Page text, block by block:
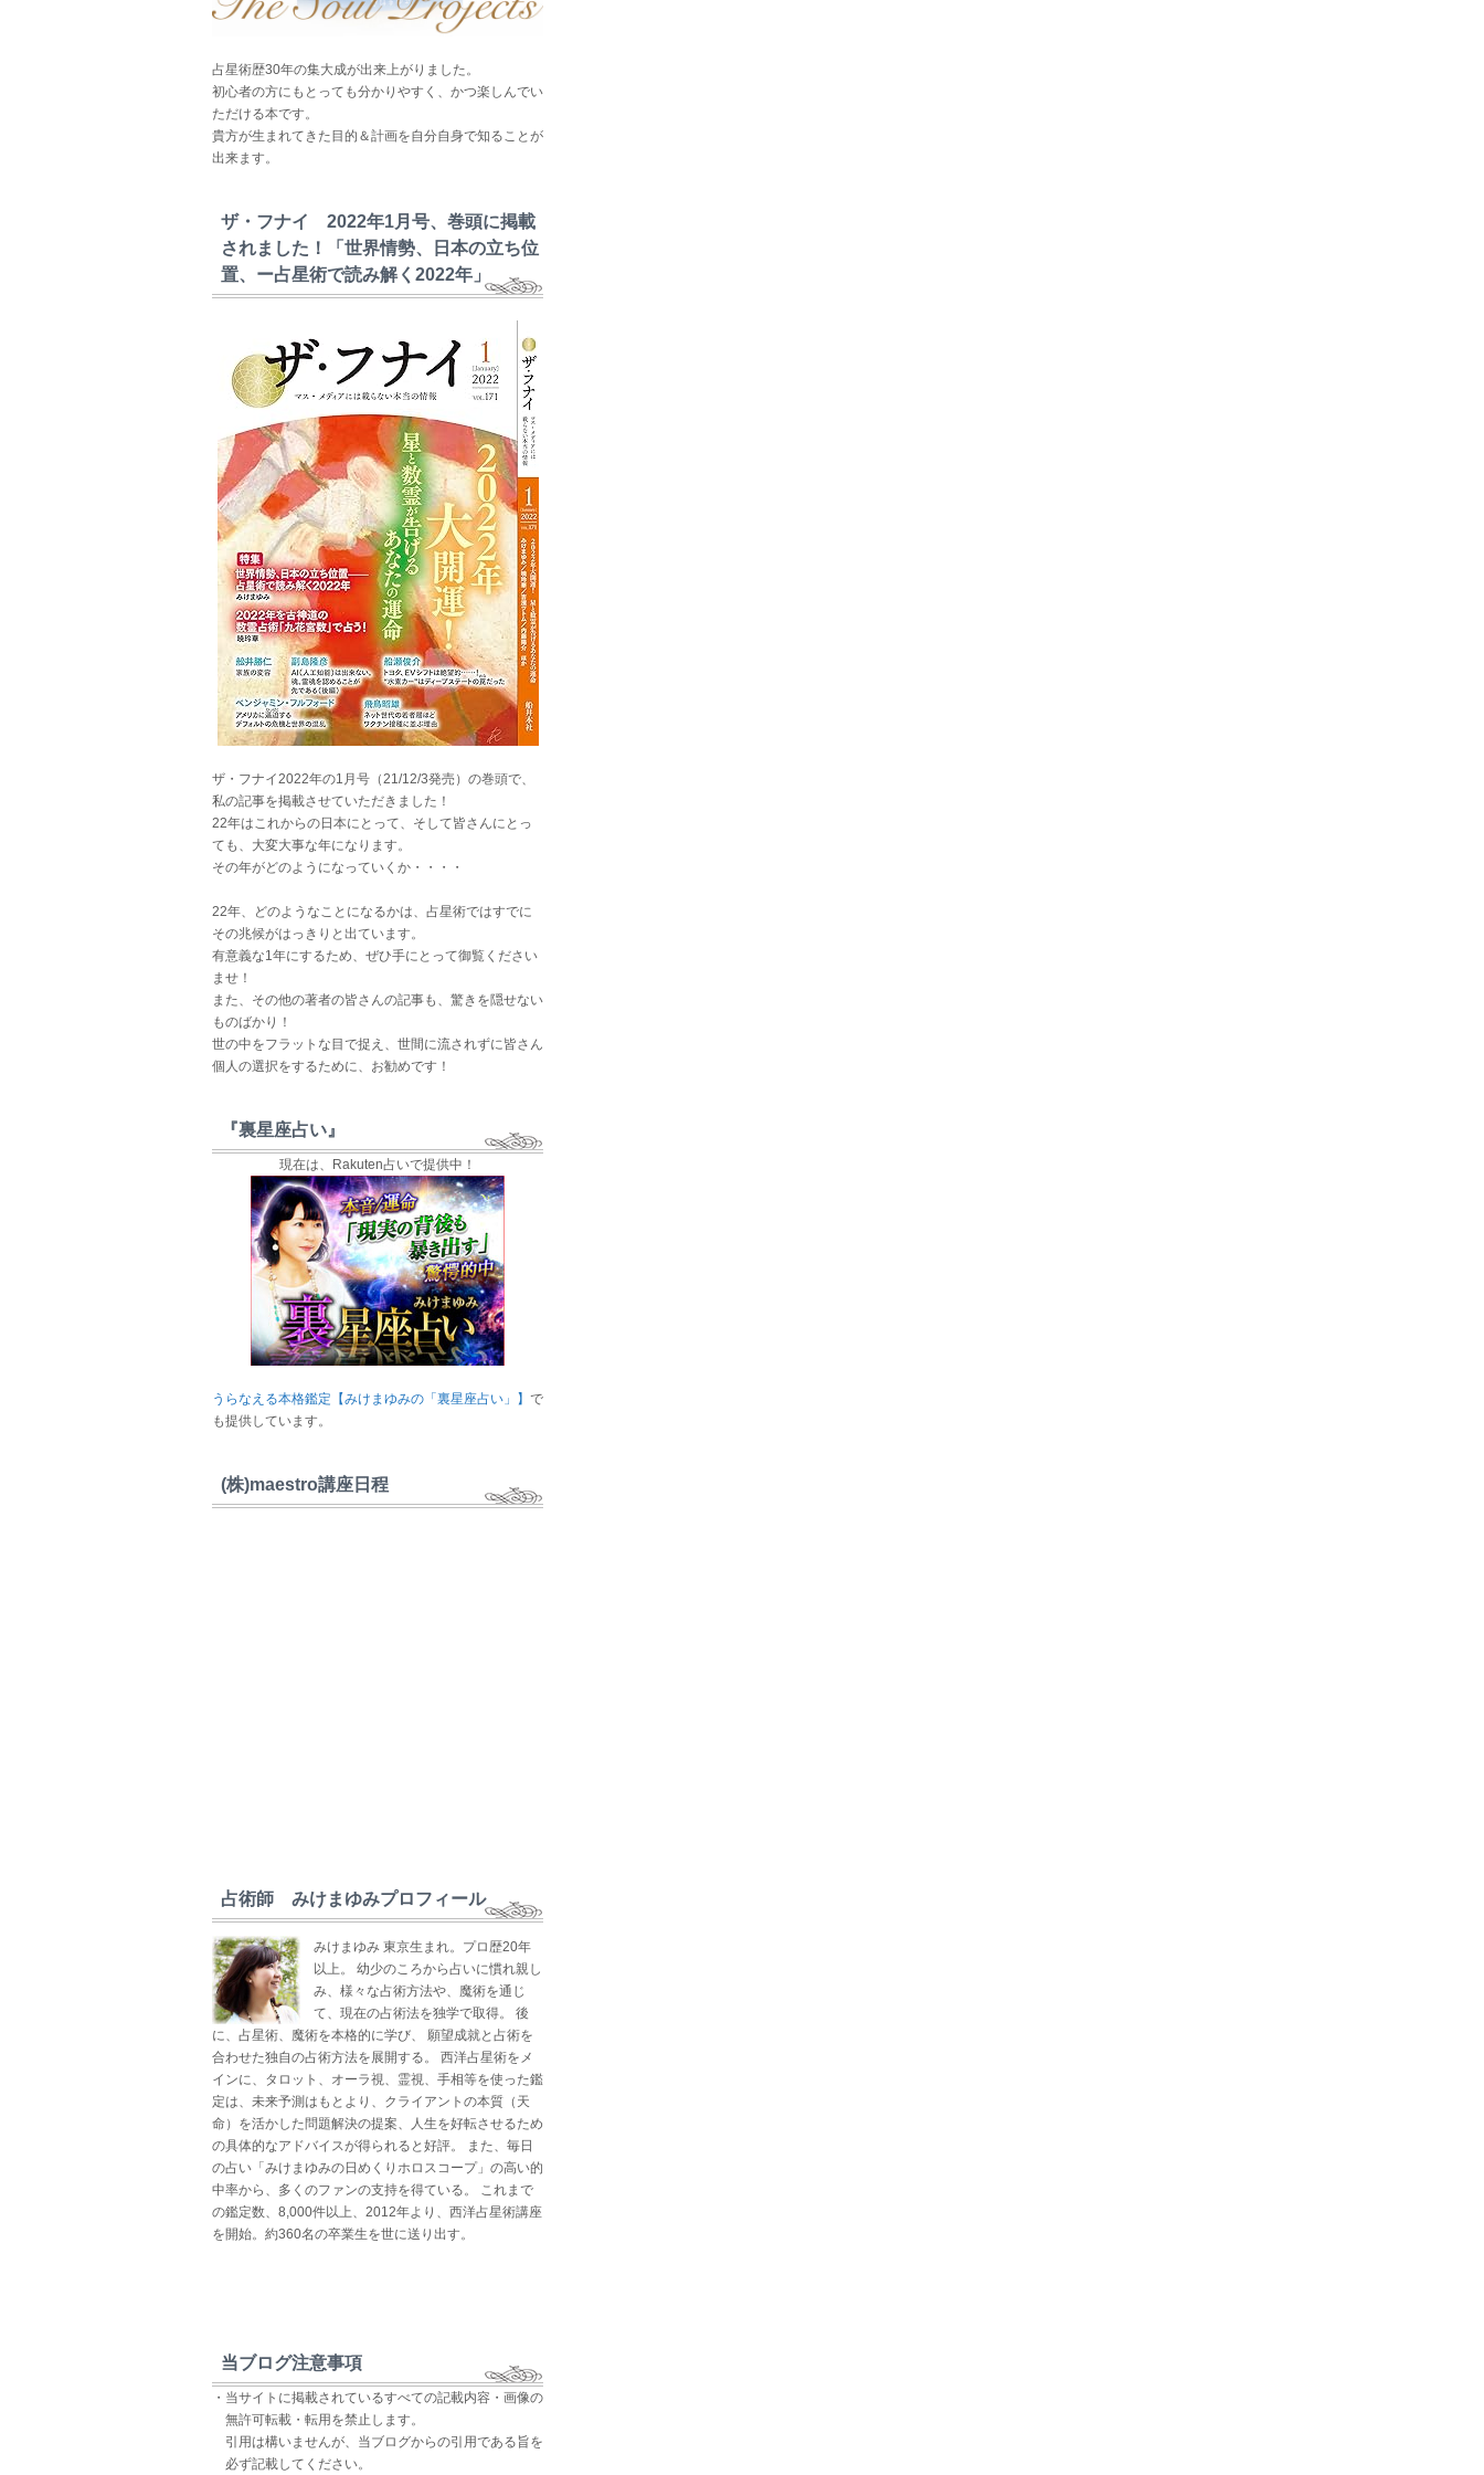
占星術歴30年の集大成が出来上がりました。
初心者の方にもとっても分かりやすく、かつ楽しんでい
ただける本です。
貴方が生まれてきた目的＆計画を自分自身で知ることが
出来ます。
ザ・フナイ 2022年1月号、巻頭に掲載
されました！「世界情勢、日本の立ち位
置、ー占星術で読み解く2022年」
ザ・フナイ2022年の1月号（21/12/3発売）の巻頭で、
私の記事を掲載させていただきました！
22年はこれからの日本にとって、そして皆さんにとっ
ても、大変大事な年になります。
その年がどのようになっていくか・・・・
22年、どのようなことになるかは、占星術ではすでに
その兆候がはっきりと出ています。
有意義な1年にするため、ぜひ手にとって御覧ください
ませ！
また、その他の著者の皆さんの記事も、驚きを隠せない
ものばかり！
世の中をフラットな目で捉え、世間に流されずに皆さん
個人の選択をするために、お勧めです！
『裏星座占い』
現在は、Rakuten占いで提供中！
うらなえる本格鑑定【みけまゆみの「裏星座占い」】 で
も提供しています。
(株)maestro講座日程
占術師 みけまゆみプロフィール
みけまゆみ 東京生まれ。プロ歴20年
以上。 幼少のころから占いに慣れ親し
み、様々な占術方法や、魔術を通じ
て、現在の占術法を独学で取得。 後
に、占星術、魔術を本格的に学び、 願望成就と占術を
合わせた独自の占術方法を展開する。 西洋占星術をメ
インに、タロット、オーラ視、霊視、手相等を使った鑑
定は、未来予測はもとより、クライアントの本質（天
命）を活かした問題解決の提案、人生を好転させるため
の具体的なアドバイスが得られると好評。 また、毎日
の占い「みけまゆみの日めくりホロスコープ」の高い的
中率から、多くのファンの支持を得ている。 これまで
の鑑定数、8,000件以上、2012年より、西洋占星術講座
を開始。約360名の卒業生を世に送り出す。
当ブログ注意事項
・当サイトに掲載されているすべての記載内容・画像の
無許可転載・転用を禁止します。
引用は構いませんが、当ブログからの引用である旨を
必ず記載してください。